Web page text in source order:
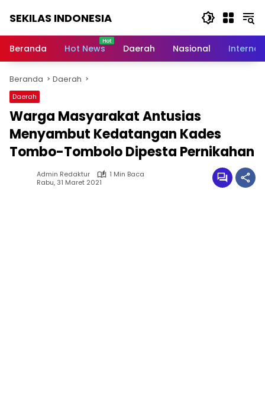
SEKILAS INDONESIA
Terkini,
Latest
World,
Headlines,
News
Today
Beranda Hot News Daerah Nasional
Beranda Daerah
Daerah
Warga Masyarakat Antusias
Menyambut Kedatangan Kades
Tombo-Tombolo Dipesta Pernikahan
Admin Redaktur
1 Min Baca
Rabu, 31 Maret 2021